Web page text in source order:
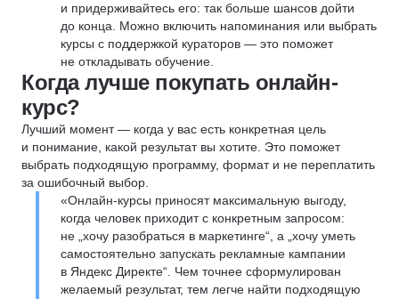
и придерживайтесь его: так больше шансов дойти
до конца. Можно включить напоминания или выбрать
курсы с поддержкой кураторов — это поможет
не откладывать обучение.
Когда лучше покупать онлайн-
курс?
Лучший момент — когда у вас есть конкретная цель
и понимание, какой результат вы хотите. Это поможет
выбрать подходящую программу, формат и не переплатить
за ошибочный выбор.
«Онлайн-курсы приносят максимальную выгоду,
когда человек приходит с конкретным запросом:
не „хочу разобраться в маркетинге“, а „хочу уметь
самостоятельно запускать рекламные кампании
в Яндекс Директе“. Чем точнее сформулирован
желаемый результат, тем легче найти подходящую